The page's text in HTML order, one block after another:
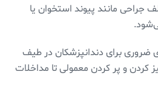
جراحی مانند پیوند استخوان یا
ضروری برای دندانپزشکان در طیف
کردن و پر کردن معمولی تا مداخلات